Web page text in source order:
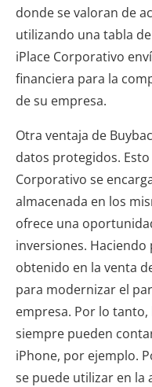
donde se valoran de
utilizando una tabla
iPlace Corporativo
financiera para la
de su empresa.
Otra ventaja de
datos protegidos.
Corporativo se
almacenada en los
ofrece una
inversiones.
obtenido en la venta
para modernizar el
empresa. Por lo
siempre pueden
iPhone, por ejemplo.
se puede utilizar en la